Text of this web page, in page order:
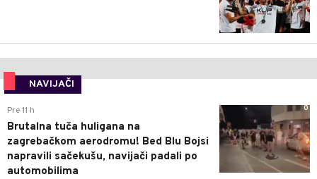
NAVIJAČI
0
Pre 11 h
Brutalna tuča huligana na
zagrebačkom aerodromu! Bed Blu Bojsi
napravili sačekušu, navijači padali po
automobilima